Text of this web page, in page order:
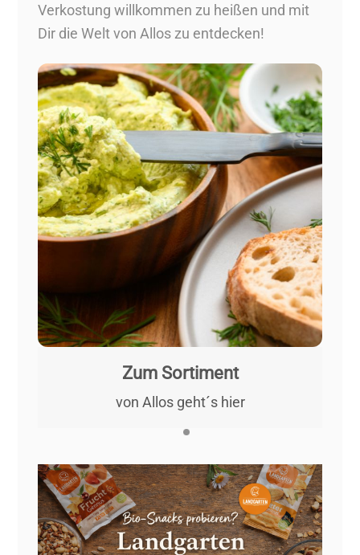
Verkostung willkommen zu heißen und mit
Dir die Welt von Allos zu entdecken!
Zum Sortiment
von Allos geht´s hier